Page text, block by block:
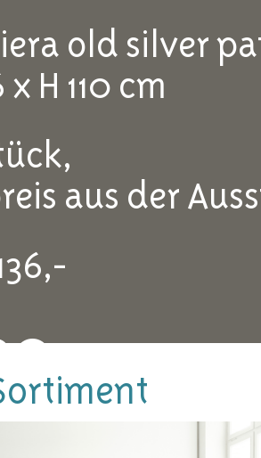
old silver
H 110 cm
aus der